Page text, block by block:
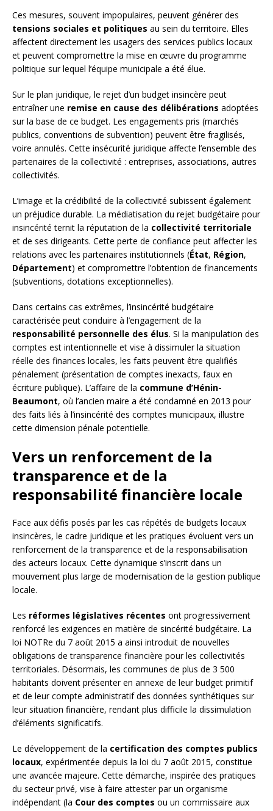
Ces mesures, souvent impopulaires, peuvent générer des
tensions sociales et politiques au sein du territoire. Elles
affectent directement les usagers des services publics locaux
et peuvent compromettre la mise en œuvre du programme
politique sur lequel l’équipe municipale a été élue.
Sur le plan juridique, le rejet d’un budget insincère peut
entraîner une remise en cause des délibérations adoptées
sur la base de ce budget. Les engagements pris (marchés
publics, conventions de subvention) peuvent être fragilisés,
voire annulés. Cette insécurité juridique affecte l’ensemble des
partenaires de la collectivité : entreprises, associations, autres
collectivités.
L’image et la crédibilité de la collectivité subissent également
un préjudice durable. La médiatisation du rejet budgétaire pour
insincérité ternit la réputation de la collectivité territoriale
et de ses dirigeants. Cette perte de confiance peut affecter les
relations avec les partenaires institutionnels (État, Région,
Département) et compromettre l’obtention de financements
(subventions, dotations exceptionnelles).
Dans certains cas extrêmes, l’insincérité budgétaire
caractérisée peut conduire à l’engagement de la
responsabilité personnelle des élus. Si la manipulation des
comptes est intentionnelle et vise à dissimuler la situation
réelle des finances locales, les faits peuvent être qualifiés
pénalement (présentation de comptes inexacts, faux en
écriture publique). L’affaire de la commune d’Hénin-
Beaumont, où l’ancien maire a été condamné en 2013 pour
des faits liés à l’insincérité des comptes municipaux, illustre
cette dimension pénale potentielle.
Vers un renforcement de la
transparence et de la
responsabilité financière locale
Face aux défis posés par les cas répétés de budgets locaux
insincères, le cadre juridique et les pratiques évoluent vers un
renforcement de la transparence et de la responsabilisation
des acteurs locaux. Cette dynamique s’inscrit dans un
mouvement plus large de modernisation de la gestion publique
locale.
Les réformes législatives récentes ont progressivement
renforcé les exigences en matière de sincérité budgétaire. La
loi NOTRe du 7 août 2015 a ainsi introduit de nouvelles
obligations de transparence financière pour les collectivités
territoriales. Désormais, les communes de plus de 3 500
habitants doivent présenter en annexe de leur budget primitif
et de leur compte administratif des données synthétiques sur
leur situation financière, rendant plus difficile la dissimulation
d’éléments significatifs.
Le développement de la certification des comptes publics
locaux, expérimentée depuis la loi du 7 août 2015, constitue
une avancée majeure. Cette démarche, inspirée des pratiques
du secteur privé, vise à faire attester par un organisme
indépendant (la Cour des comptes ou un commissaire aux